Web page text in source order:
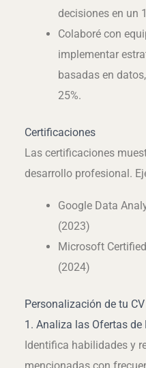
decisiones en un
Colaboré con
implementar
basadas en
25%.
Certificaciones
Las certificaciones
desarrollo profesional.
Google Data
(2023)
Microsoft
(2024)
Personalización de tu
1. Analiza las Ofertas de
Identifica habilidades y